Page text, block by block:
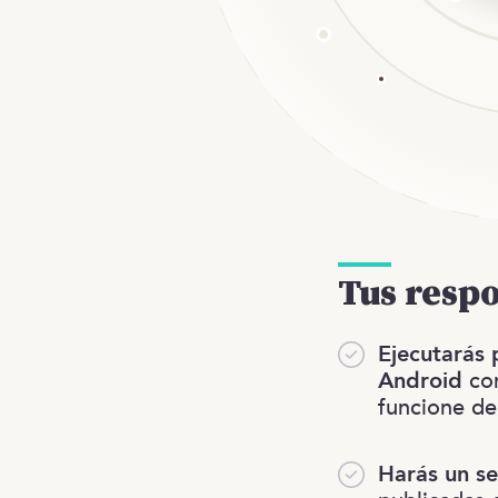
Tus
Ejecutarás
Android
funcione
Harás un